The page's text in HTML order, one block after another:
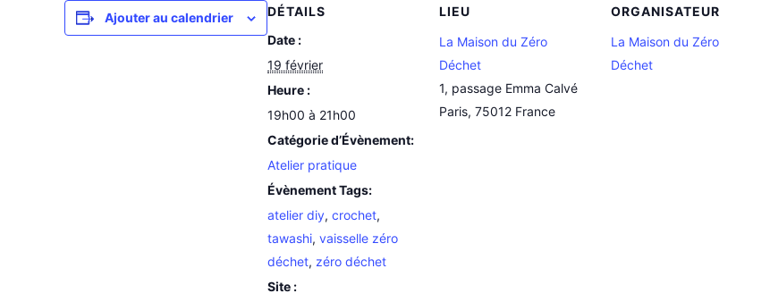
Ajouter au calendrier
DÉTAILS
Date :
19 février
Heure :
19h00 à 21h00
Catégorie d’Évènement:
Atelier pratique
Évènement Tags:
atelier diy, crochet,
tawashi, vaisselle zéro
déchet, zéro déchet
Site :
LIEU
La Maison du Zéro
Déchet
1, passage Emma Calvé
Paris, 75012 France
ORGANISATEUR
La Maison du Zéro
Déchet